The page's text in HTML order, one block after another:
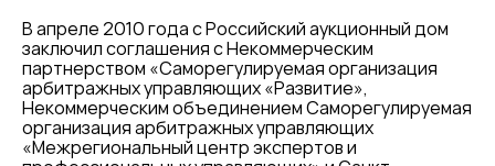
В апреле 2010 года с Российский аукционный дом
заключил соглашения с Некоммерческим
партнерством «Саморегулируемая организация
арбитражных управляющих «Развитие»,
Некоммерческим объединением Саморегулируемая
организация арбитражных управляющих
«Межрегиональный центр экспертов и